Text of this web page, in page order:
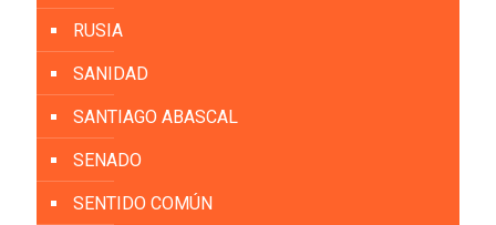
RUSIA
SANIDAD
SANTIAGO ABASCAL
SENADO
SENTIDO COMÚN